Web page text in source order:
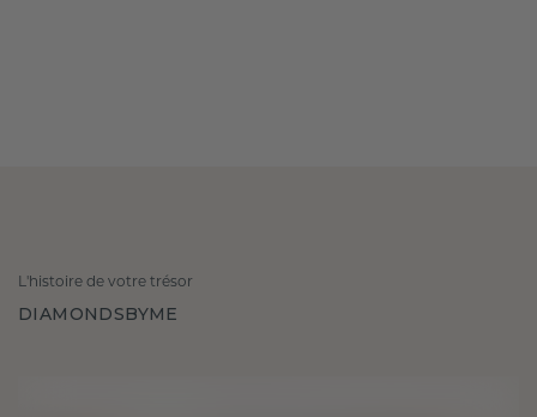
L'histoire de votre trésor
DIAMONDSBYME